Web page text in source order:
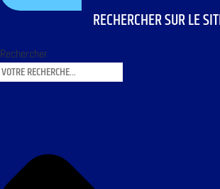
RECHERCHER SUR LE
Rechercher